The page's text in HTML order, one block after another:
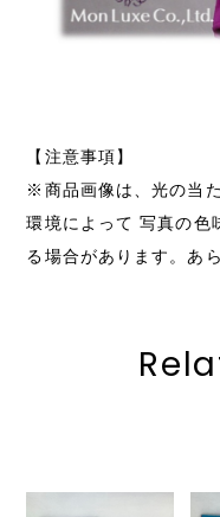
【注意事項】
※商品画像は、光の当
環境によって 写真の色
る場合があります。あ